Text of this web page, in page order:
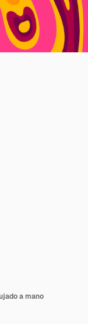
a mano